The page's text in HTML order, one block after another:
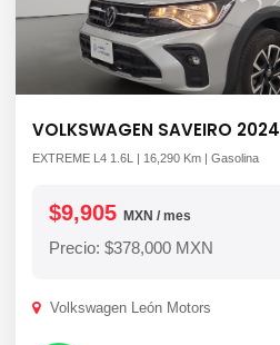
VOLKSWAGEN SAVEIRO 2024
EXTREME L4 1.6L | 16,290 Km | Gasolina
$9,905 MXN / mes
Precio: $378,000 MXN
Volkswagen León Motors